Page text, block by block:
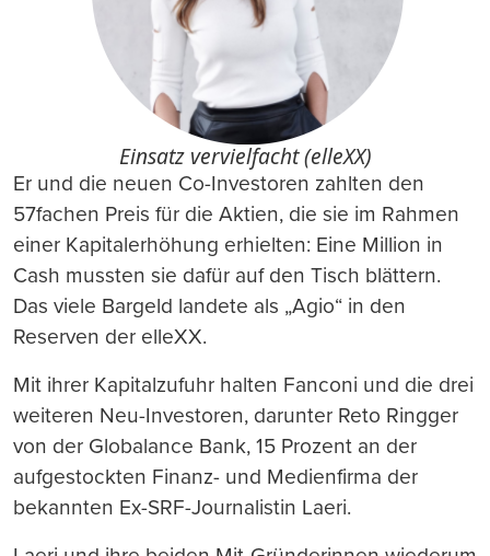
Einsatz vervielfacht (elleXX)
Er und die neuen Co-Investoren zahlten den
57fachen Preis für die Aktien, die sie im Rahmen
einer Kapitalerhöhung erhielten: Eine Million in
Cash mussten sie dafür auf den Tisch blättern.
Das viele Bargeld landete als „Agio“ in den
Reserven der elleXX.
Mit ihrer Kapitalzufuhr halten Fanconi und die drei
weiteren Neu-Investoren, darunter Reto Ringger
von der Globalance Bank, 15 Prozent an der
aufgestockten Finanz- und Medienfirma der
bekannten Ex-SRF-Journalistin Laeri.